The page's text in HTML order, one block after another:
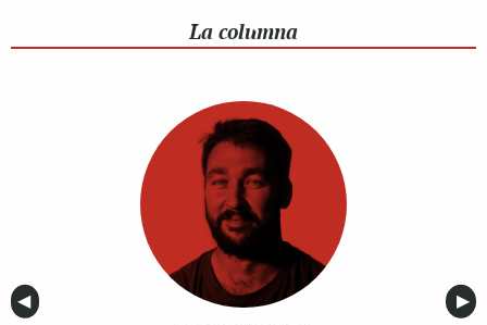
La columna
Anterior
◀︎ ▶︎